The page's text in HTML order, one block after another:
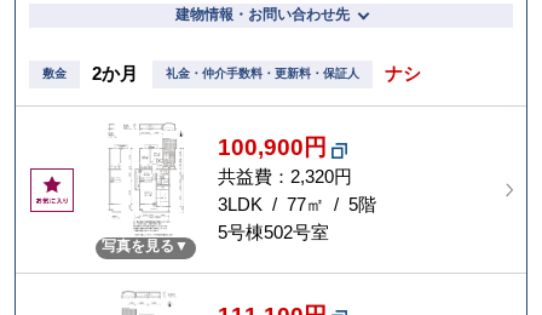
建物情報・お問い合わせ先
敷金 2か月 礼金・仲介手数料・更新料・保証人 ナシ
お
気
り
写真を見る
100,900円
共益費：2,320円
3LDK / 77㎡ / 5階
5号棟502号室